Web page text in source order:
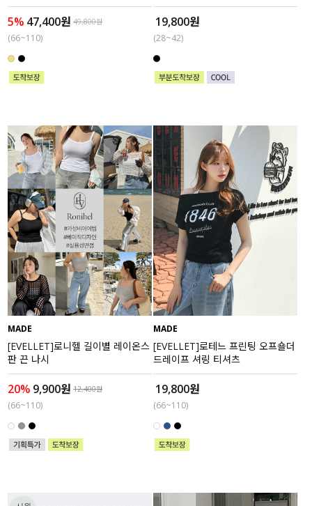
5% 47,400원 49,800원
(66~110)
19,800원
(28~42)
MADE
[EVELLET]로니헬 길이별 레이온스
판 끈 나시
20% 9,900원 12,400원
(66~110)
MADE
[EVELLET]로테느 프린팅 오프숄더
드레이프 셔링 티셔츠
19,800원
(66~110)